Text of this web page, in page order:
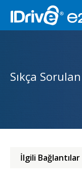
Sıkça
İlgili Bağlantılar